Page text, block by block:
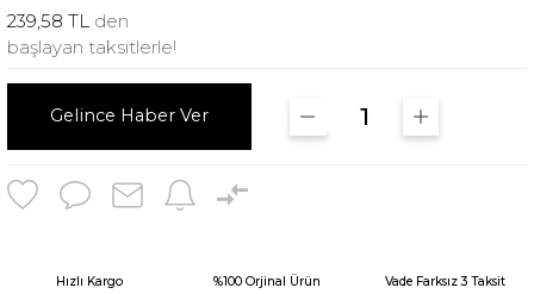
239,58 TL den
başlayan taksitlerle!
Gelince Haber Ver
Hızlı Kargo
%100 Orjinal Ürün
Vade Farksız 3 Taksit